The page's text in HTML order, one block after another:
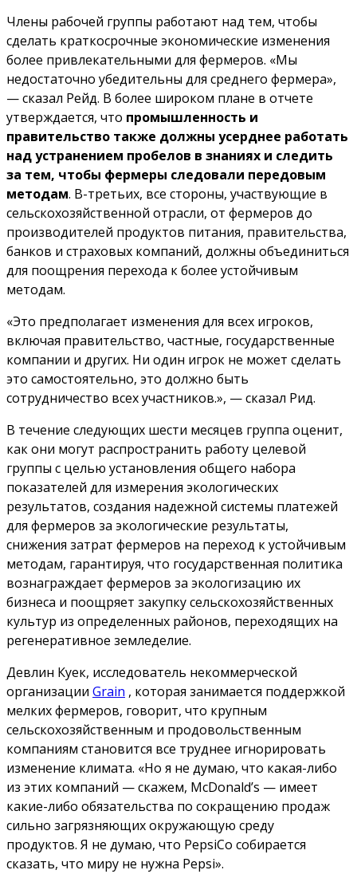
Члены рабочей группы работают над тем, чтобы
сделать краткосрочные экономические изменения
более привлекательными для фермеров. «Мы
недостаточно убедительны для среднего фермера»,
— сказал Рейд. В более широком плане в отчете
утверждается, что промышленность и
правительство также должны усерднее работать
над устранением пробелов в знаниях и следить
за тем, чтобы фермеры следовали передовым
методам. В-третьих, все стороны, участвующие в
сельскохозяйственной отрасли, от фермеров до
производителей продуктов питания, правительства,
банков и страховых компаний, должны объединиться
для поощрения перехода к более устойчивым
методам.
«Это предполагает изменения для всех игроков,
включая правительство, частные, государственные
компании и других. Ни один игрок не может сделать
это самостоятельно, это должно быть
сотрудничество всех участников.», — сказал Рид.
В течение следующих шести месяцев группа оценит,
как они могут распространить работу целевой
группы с целью установления общего набора
показателей для измерения экологических
результатов, создания надежной системы платежей
для фермеров за экологические результаты,
снижения затрат фермеров на переход к устойчивым
методам, гарантируя, что государственная политика
вознаграждает фермеров за экологизацию их
бизнеса и поощряет закупку сельскохозяйственных
культур из определенных районов, переходящих на
регенеративное земледелие.
Девлин Куек, исследователь некоммерческой
организации Grain , которая занимается поддержкой
мелких фермеров, говорит, что крупным
сельскохозяйственным и продовольственным
компаниям становится все труднее игнорировать
изменение климата. «Но я не думаю, что какая-либо
из этих компаний — скажем, McDonald’s — имеет
какие-либо обязательства по сокращению продаж
сильно загрязняющих окружающую среду
продуктов. Я не думаю, что PepsiCo собирается
сказать, что миру не нужна Pepsi».